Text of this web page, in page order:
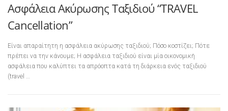
Ασφάλεια Ακύρωσης Ταξιδιού “TRAVEL
Cancellation”
Είναι απαραίτητη η ασφάλεια ακύρωσης ταξιδιού; Πόσο κοστίζει; Πότε
πρέπει να την κάνουμε; Η ασφάλεια ταξιδιού είναι μία οικονομική
ασφάλεια που καλύπτει τα απρόοπτα κατά τη διάρκεια ενός ταξιδιού
(travel …